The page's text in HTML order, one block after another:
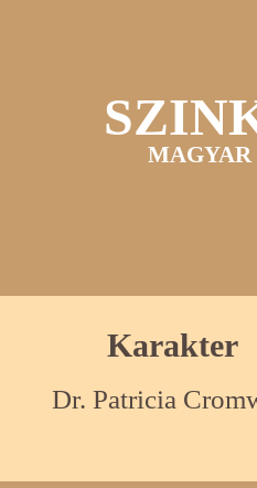
MAGYAR
Karakter
Dr. Patricia